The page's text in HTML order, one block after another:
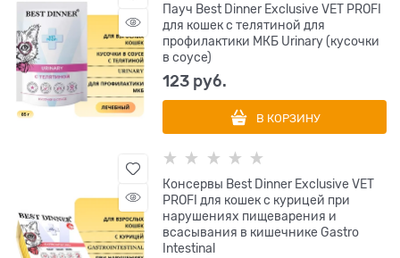
Пауч Best Dinner Exclusive VET PROFI
для кошек с телятиной для
профилактики МКБ Urinary (кусочки
в соусе)
123 руб.
В КОРЗИНУ
Консервы Best Dinner Exclusive VET
PROFI для кошек с курицей при
нарушениях пищеварения и
всасывания в кишечнике Gastro
Intestinal